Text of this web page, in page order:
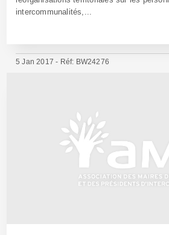
intercommunalités,...
5 Jan 2017 - Réf: BW24276